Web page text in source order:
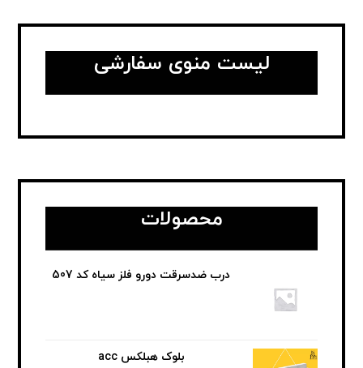
لیست منوی سفارشی
محصولات
درب ضدسرقت دورو فلز سیاه کد 507
بلوک هبلکس acc